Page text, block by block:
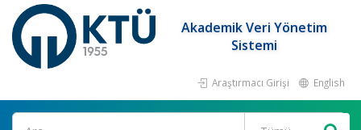
Akademik Veri Yönetim
Sistemi
Araştırmacı Girişi English
Ara